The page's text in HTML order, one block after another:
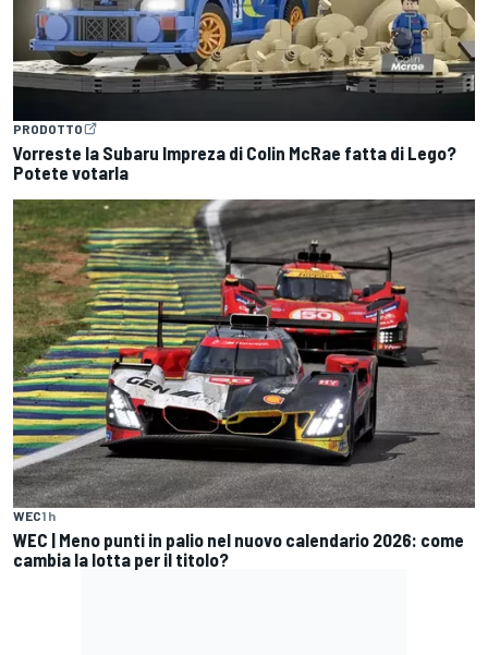
PRODOTTO
Vorreste la Subaru Impreza di Colin McRae fatta di Lego?
Potete votarla
WEC1 h
WEC | Meno punti in palio nel nuovo calendario 2026: come
cambia la lotta per il titolo?